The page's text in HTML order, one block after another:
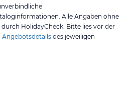
Alle Angaben ohne
HolidayCheck. Bitte lies vor der
Angebotsdetails des jeweiligen